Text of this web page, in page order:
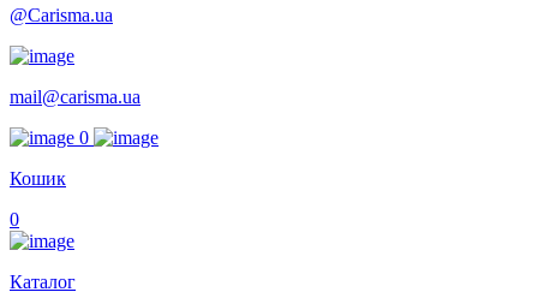
@Carisma.ua
mail@carisma.ua
0
Кошик
0
Каталог